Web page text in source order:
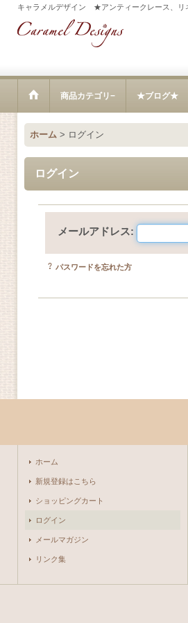
キャラメルデザイン ★アンティークレース、リ
商品カテゴリ− ★ブログ★
ホーム > ログイン
ログイン
メールアドレス:
パスワードを忘れた方
ホーム
新規登録はこちら
ショッピングカート
ログイン
メールマガジン
リンク集